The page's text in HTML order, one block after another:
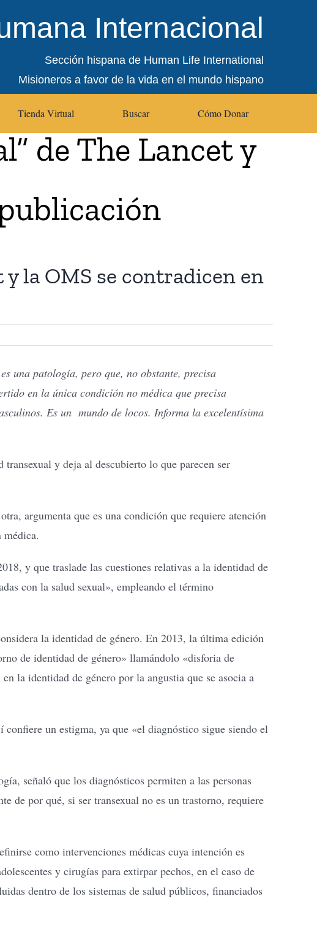
Internacional
Sección hispana de Human Life International
Misioneros a favor de la vida en el mundo hispano
Tienda Virtual Buscar Cómo Donar
de The Lancet y
la OMS se contradicen en
una patología, pero que, no obstante, precisa
en la única condición no médica que precisa
Es un mundo de locos. Informa la excelentísima
y deja al descubierto lo que parecen ser
argumenta que es una condición que requiere atención
y que traslade las cuestiones relativas a la identidad de
con la salud sexual», empleando el término
la identidad de género. En 2013, la última edición
de identidad de género» llamándolo «disforia de
la identidad de género por la angustia que se asocia a
confiere un estigma, ya que «el diagnóstico sigue siendo el
señaló que los diagnósticos permiten a las personas
de por qué, si ser transexual no es un trastorno, requiere
como intervenciones médicas cuya intención es
y cirugías para extirpar pechos, en el caso de
dentro de los sistemas de salud públicos, financiados